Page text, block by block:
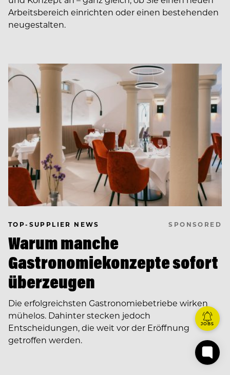
Arbeitsbereich einrichten oder einen bestehenden
neugestalten.
TOP-SUPPLIER NEWS SPONSORED
Warum manche
Gastronomiekonzepte sofort
überzeugen
Die erfolgreichsten Gastronomiebetriebe wirken
mühelos. Dahinter stecken jedoch
Entscheidungen, die weit vor der Eröffnung
getroffen werden.
JOBS